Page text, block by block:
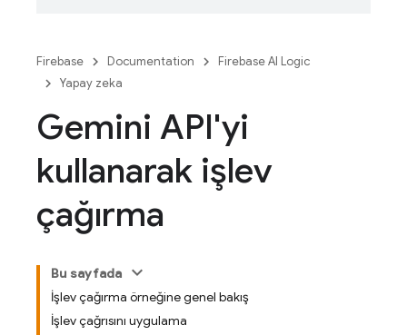
Firebase Documentation
Firebase AI Logic
Yapay zeka
Gemini API'yi
kullanarak işlev
çağırma
Bu sayfada
İşlev çağırma örneğine genel bakış
İşlev çağrısını uygulama